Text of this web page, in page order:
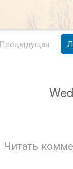
Предыдущая
Читать